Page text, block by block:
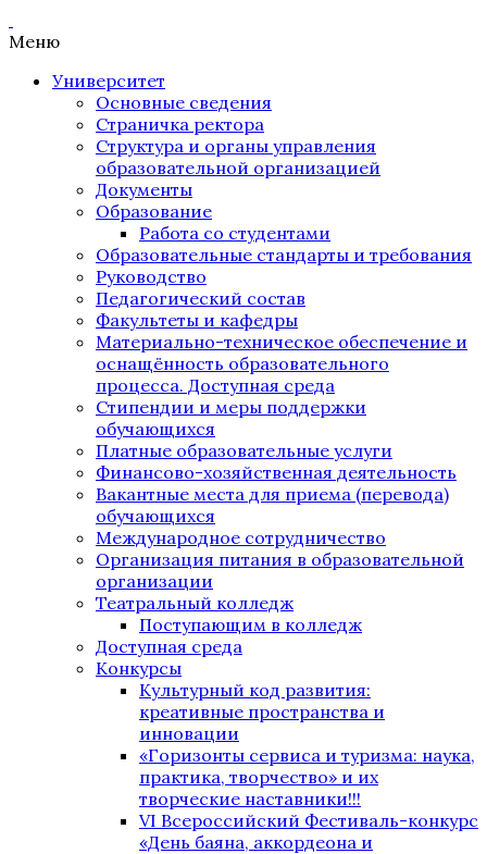
Меню
Университет
Основные сведения
Страничка ректора
Структура и органы управления
образовательной организацией
Документы
Образование
Работа со студентами
Образовательные стандарты и требования
Руководство
Педагогический состав
Факультеты и кафедры
Материально-техническое обеспечение и
оснащённость образовательного
процесса. Доступная среда
Стипендии и меры поддержки
обучающихся
Платные образовательные услуги
Финансово-хозяйственная деятельность
Вакантные места для приема (перевода)
обучающихся
Международное сотрудничество
Организация питания в образовательной
организации
Театральный колледж
Поступающим в колледж
Доступная среда
Конкурсы
Культурный код развития:
креативные пространства и
инновации
«Горизонты сервиса и туризма: наука,
практика, творчество» и их
творческие наставники!!!
VI Всероссийский Фестиваль-конкурс
«День баяна, аккордеона и